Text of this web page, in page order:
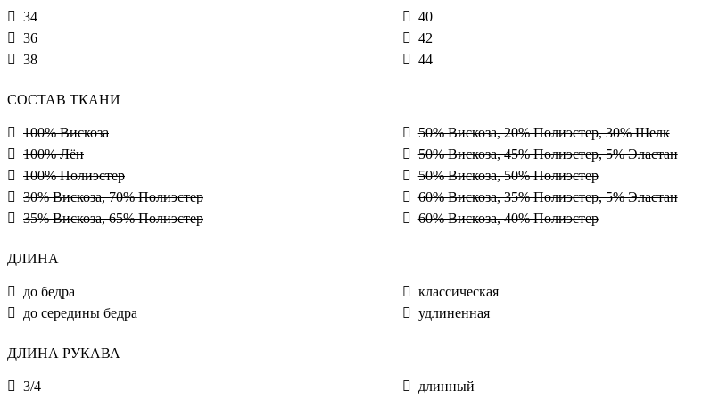
34
36
38
40
42
44
СОСТАВ ТКАНИ
100% Вискоза
100% Лён
100% Полиэстер
30% Вискоза, 70% Полиэстер
35% Вискоза, 65% Полиэстер
50% Вискоза, 20% Полиэстер, 30% Шелк
50% Вискоза, 45% Полиэстер, 5% Эластан
50% Вискоза, 50% Полиэстер
60% Вискоза, 35% Полиэстер, 5% Эластан
60% Вискоза, 40% Полиэстер
ДЛИНА
до бедра
до середины бедра
классическая
удлиненная
ДЛИНА РУКАВА
3/4
длинный